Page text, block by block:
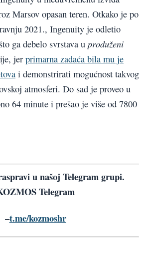
Marsov opasan teren. Otkako je po
2021., Ingenuity je odletio
ga debelo svrstava u produženi
jer primarna zadaća bila mu je
i demonstrirati mogućnost takvog
atmosferi. Do sad je proveo u
64 minute i prešao je više od 7800
u našoj Telegram grupi.
Telegram
–t.me/kozmoshr